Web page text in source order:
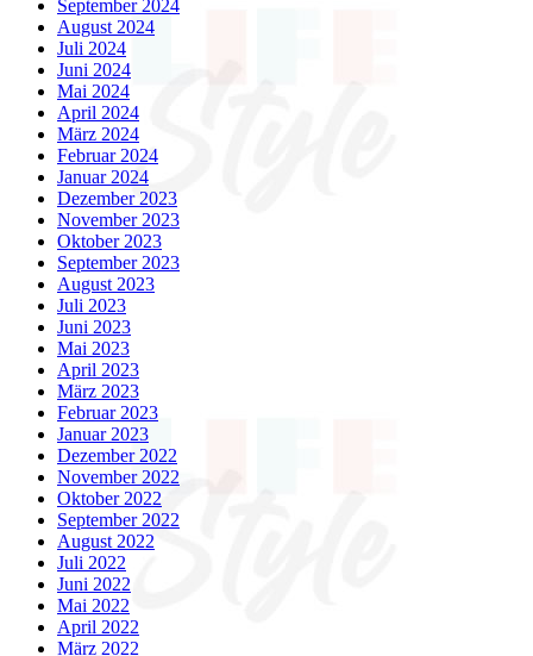
September 2024
August 2024
Juli 2024
Juni 2024
Mai 2024
April 2024
März 2024
Februar 2024
Januar 2024
Dezember 2023
November 2023
Oktober 2023
September 2023
August 2023
Juli 2023
Juni 2023
Mai 2023
April 2023
März 2023
Februar 2023
Januar 2023
Dezember 2022
November 2022
Oktober 2022
September 2022
August 2022
Juli 2022
Juni 2022
Mai 2022
April 2022
März 2022